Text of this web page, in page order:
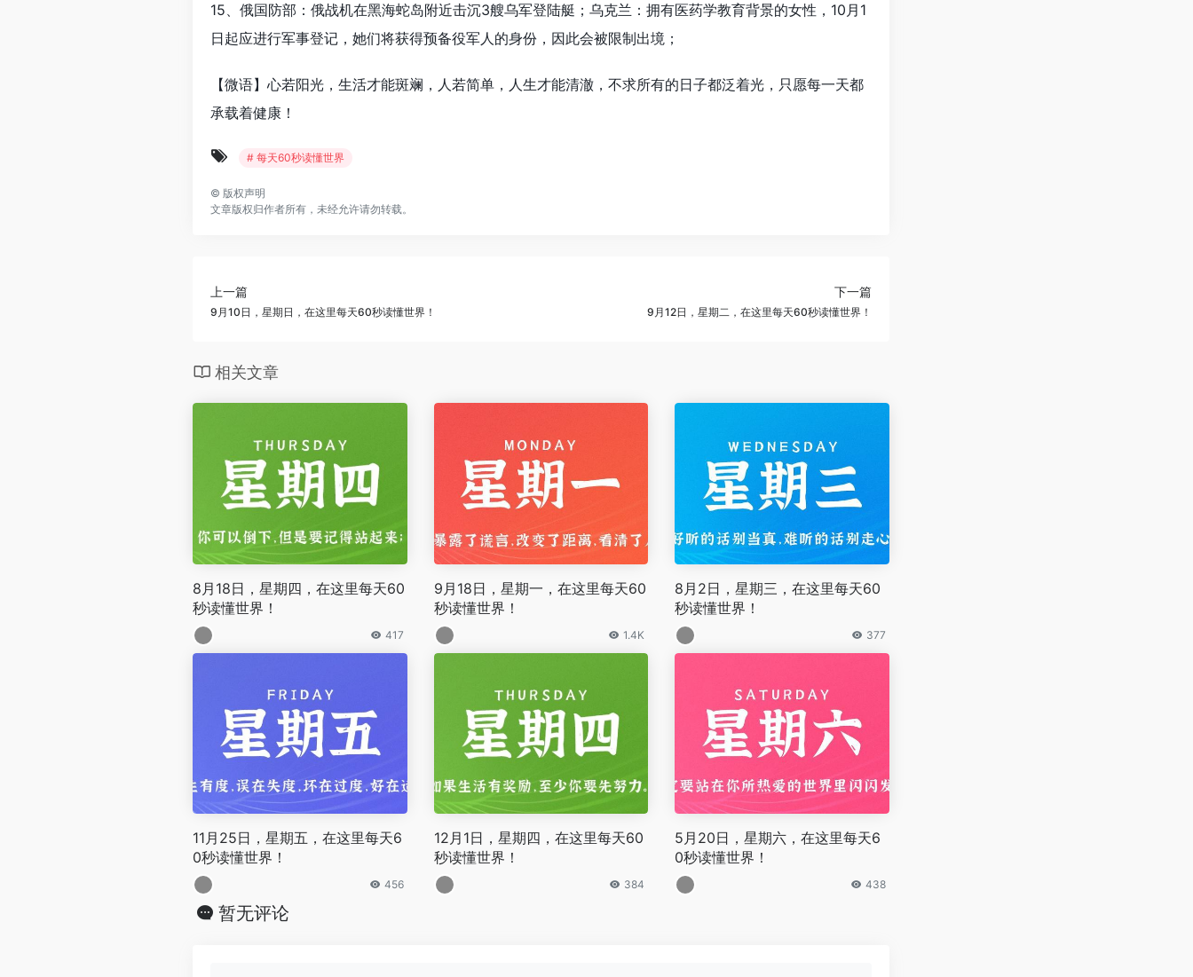
15、俄国防部：俄战机在黑海蛇岛附近击沉3艘乌军登陆艇；乌克兰：拥有医药学教育背景的女性，10月1
日起应进行军事登记，她们将获得预备役军人的身份，因此会被限制出境；
【微语】心若阳光，生活才能斑斓，人若简单，人生才能清澈，不求所有的日子都泛着光，只愿每一天都
承载着健康！
# 每天60秒读懂世界
© 版权声明
文章版权归作者所有，未经允许请勿转载。
上一篇
9月10日，星期日，在这里每天60秒读懂世界！
下一篇
9月12日，星期二，在这里每天60秒读懂世界！
相关文章
8月18日，星期四，在这里每天60
秒读懂世界！
417
9月18日，星期一，在这里每天60
秒读懂世界！
1.4K
8月2日，星期三，在这里每天60
秒读懂世界！
377
11月25日，星期五，在这里每天6
0秒读懂世界！
456
12月1日，星期四，在这里每天60
秒读懂世界！
384
5月20日，星期六，在这里每天6
0秒读懂世界！
438
暂无评论